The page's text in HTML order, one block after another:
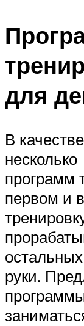
для
В
несколько
программ
первом и
руки.